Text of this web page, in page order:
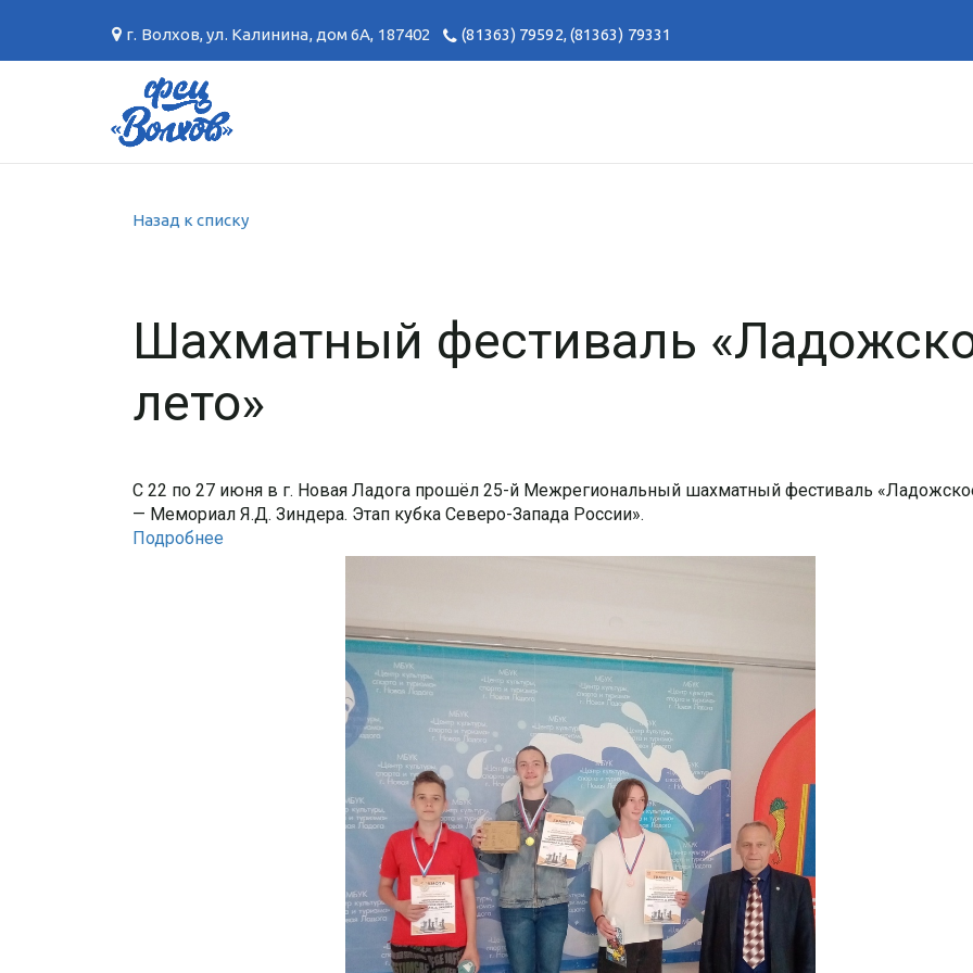
г. Волхов,ул. Калинина, дом 6А, 187402 (81363) 79592,(81363) 79331
Назад к списку
Шахматный фестиваль
лето»
С 22 по 27 июня в г. Новая Ладога прошёл 25-й Межрегиональный шахматный фестиваль
— Мемориал Я.Д. Зиндера. Этап кубка Северо-Запада России».
Подробнее